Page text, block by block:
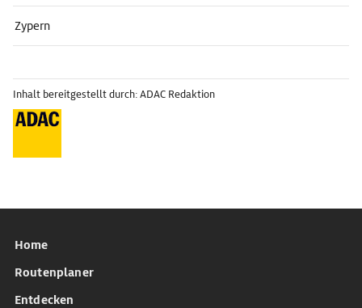
Zypern
Inhalt bereitgestellt durch: ADAC Redaktion
Home
Routenplaner
Entdecken